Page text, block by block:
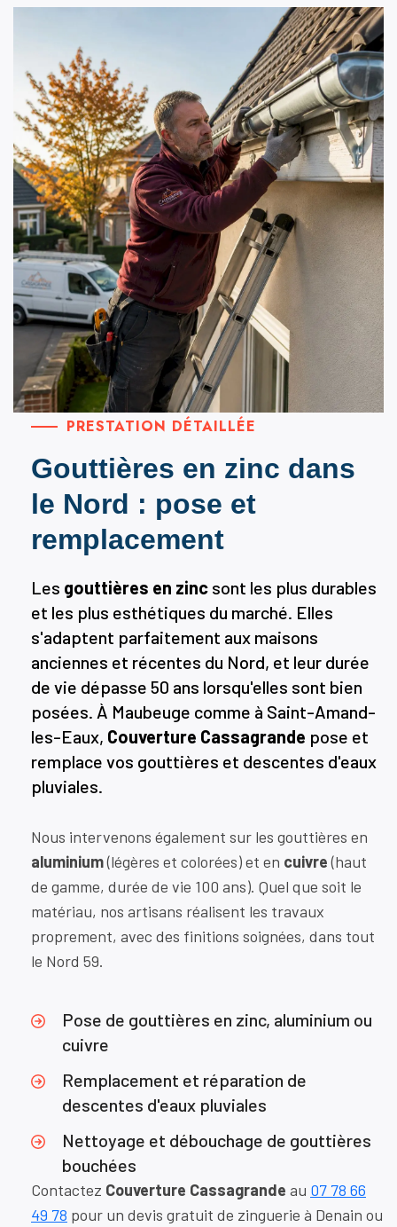
PRESTATION DÉTAILLÉE
Gouttières en zinc dans
le Nord : pose et
remplacement
Les gouttières en zinc sont les plus durables
et les plus esthétiques du marché. Elles
s'adaptent parfaitement aux maisons
anciennes et récentes du Nord, et leur durée
de vie dépasse 50 ans lorsqu'elles sont bien
posées. À Maubeuge comme à Saint-Amand-
les-Eaux, Couverture Cassagrande pose et
remplace vos gouttières et descentes d'eaux
pluviales.
Nous intervenons également sur les gouttières en
aluminium(légères et colorées) et en cuivre(haut
de gamme, durée de vie 100 ans). Quel que soit le
matériau, nos artisans réalisent les travaux
proprement, avec des finitions soignées, dans tout
le Nord 59.
Pose de gouttières en zinc, aluminium ou
cuivre
Remplacement et réparation de
descentes d'eaux pluviales
Nettoyage et débouchage de gouttières
bouchées
Contactez Couverture Cassagrande au 07 78 66
49 78 pour un devis gratuit de zinguerie à Denain ou